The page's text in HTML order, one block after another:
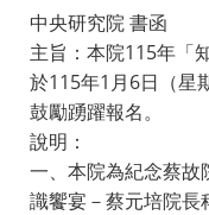
中央研究院 書函
主旨：本院115年「
於115年1月6日（星
鼓勵踴躍報名。
說明：
一、本院為紀念蔡故
識饗宴－蔡元培院長